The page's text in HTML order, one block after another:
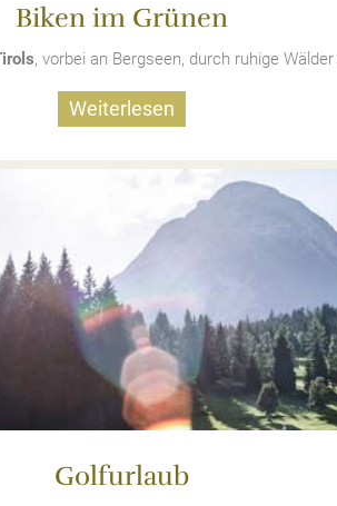
Biken im Grünen
, vorbei an Bergseen, durch ruhige
Weiterlesen
Golfurlaub